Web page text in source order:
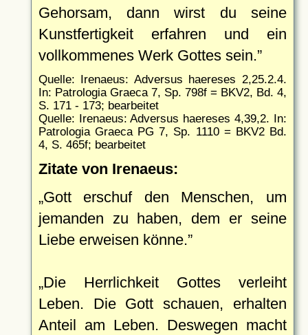
Gehorsam, dann wirst du seine
Kunstfertigkeit erfahren und ein
vollkommenes Werk Gottes sein.
Quelle: Irenaeus: Adversus haereses 2,25.2.4.
In: Patrologia Graeca 7, Sp. 798f = BKV2, Bd. 4,
S. 171 - 173; bearbeitet
Quelle: Irenaeus: Adversus haereses 4,39,2. In:
Patrologia Graeca PG 7, Sp. 1110 = BKV2 Bd.
4, S. 465f; bearbeitet
Zitate von Irenaeus:
Gott erschuf den Menschen, um
jemanden zu haben, dem er seine
Liebe erweisen könne.
Die Herrlichkeit Gottes verleiht
Leben. Die Gott schauen, erhalten
Anteil am Leben. Deswegen macht